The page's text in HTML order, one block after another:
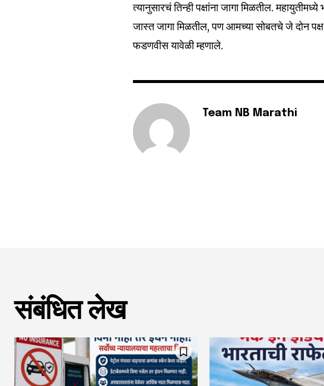
त्यानुसारचं तिन्ही पक्षांना जागा मिळतील. महायुतीमध्ये
जास्त जागा मिळतील, पण आमच्या सोबतचे जे दोन
फडणवीस यावेळी म्हणाले.
Team NB Marathi
संबंधित लेख